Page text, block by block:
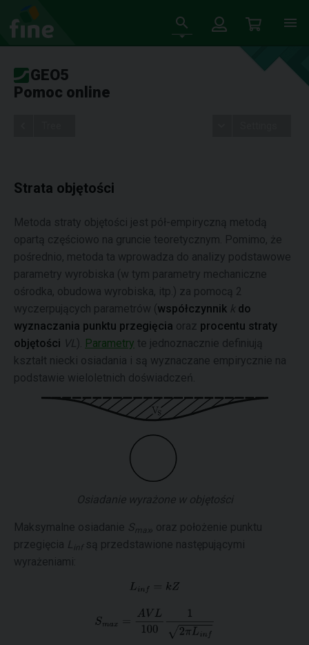
GEO5
Pomoc online
Strata objętości
Metoda straty objętości jest pół-empiryczną metodą
opartą częściowo na gruncie teoretycznym. Pomimo, że
pośrednio, metoda ta wprowadza do analizy podstawowe
parametry wyrobiska (w tym parametry mechaniczne
ośrodka, obudowa wyrobiska, itp.) za pomocą 2
wyczerpujących parametrów ( współczynnik k do
wyznaczania punktu przegięcia oraz procentu straty
objętości VL). Parametry te jednoznacznie definiują
kształt niecki osiadania i są wyznaczane empirycznie na
podstawie wieloletnich doświadczeń.
Osiadanie wyrażone w objętości
Maksymalne osiadanie Smax, oraz położenie punktu
przegięcia Linf są przedstawione następującymi
wyrażeniami: